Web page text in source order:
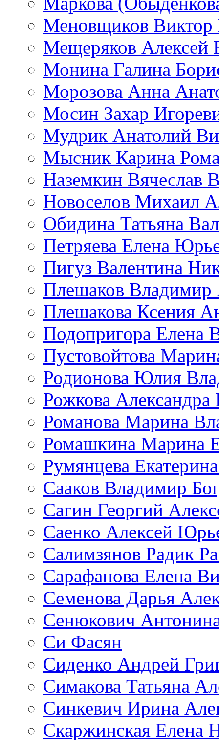
Меновщиков
Мещеряков Алексей
Монина Галина
Морозова Анна
Мосин Захар
Мудрик Анатолий
Мысник Карина
Наземкин Вячеслав
Новоселов Михаил
Обидина Татьяна
Петряева Елена
Пигуз Валентина
Плешаков Владимир
Плешакова Ксения
Подопригора Елена
Пустовойтова
Родионова Юлия
Рожкова Александра
Романова Марина
Ромашкина Марина
Румянцева
Сааков Владимир
Сагин Георгий
Саенко Алексей
Салимзянов Радик
Сарафанова Елена
Семенова Дарья
Сенюкович
Си Фасян
Сиденко Андрей
Симакова Татьяна
Синкевич Ирина
Скаржинская Елена